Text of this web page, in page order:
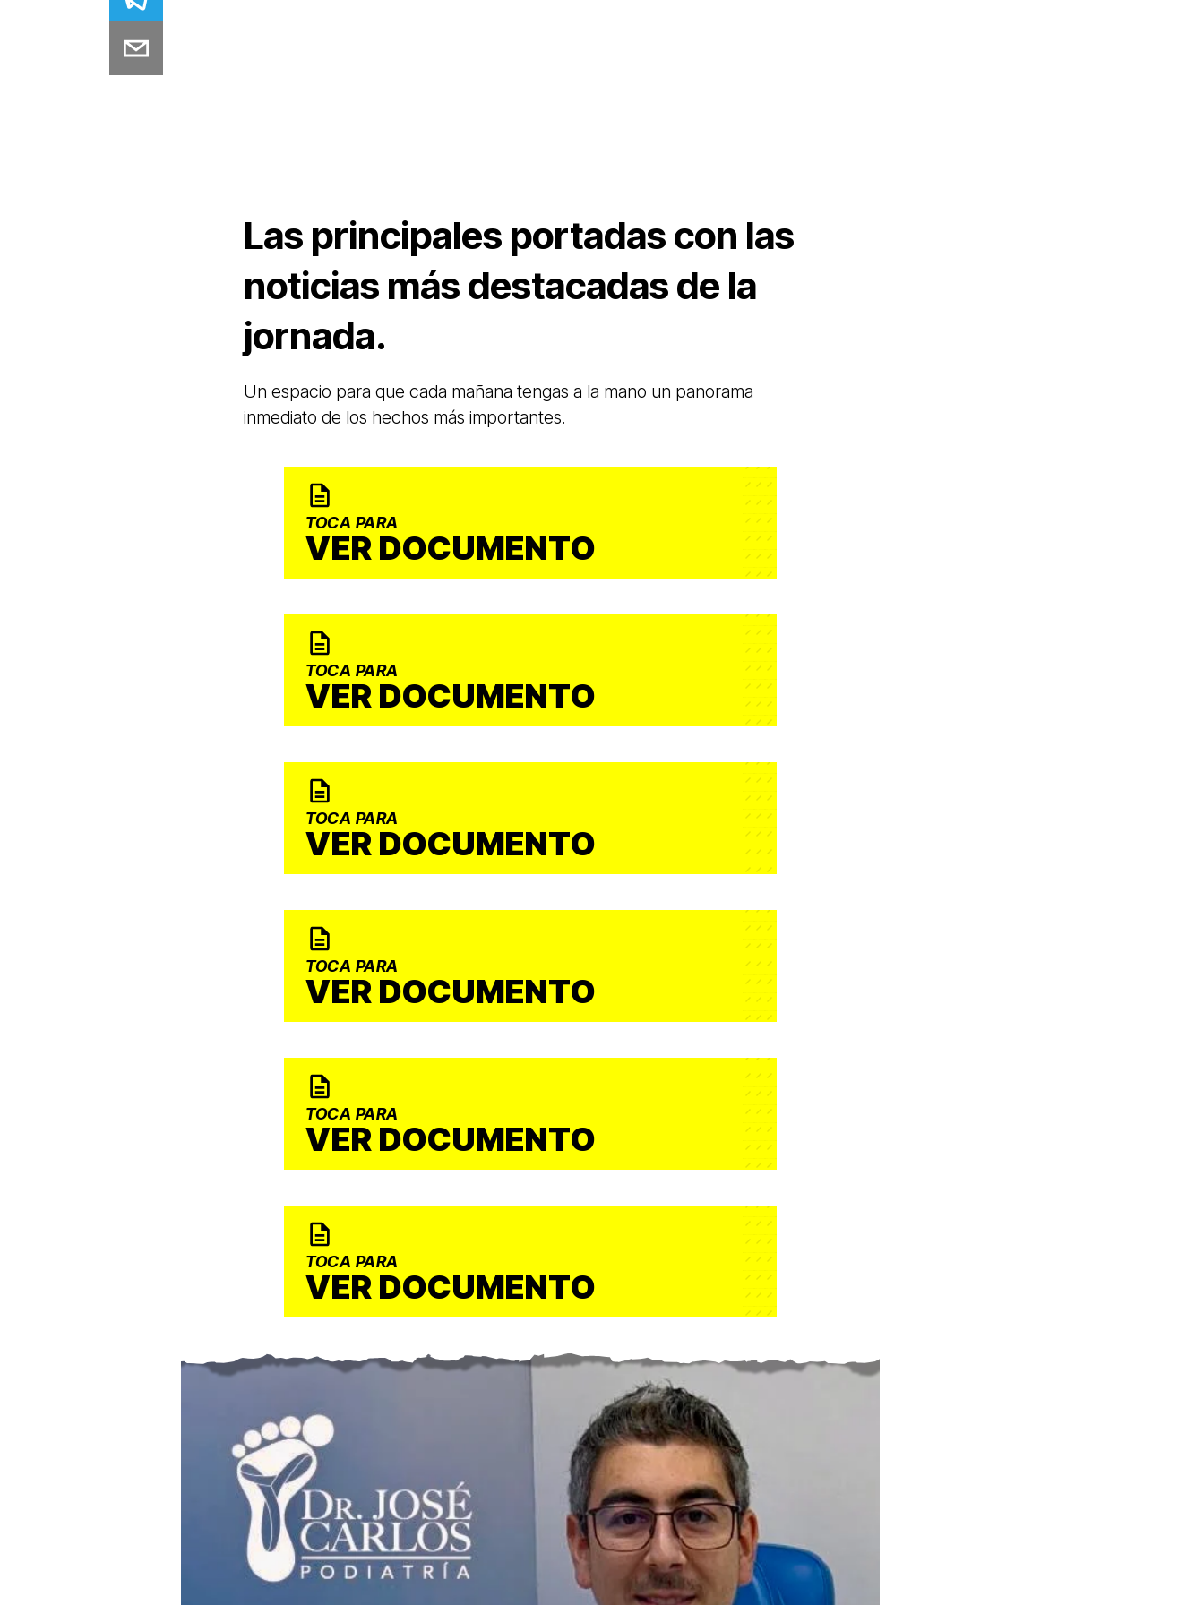
Las principales portadas con las
noticias más destacadas de la
jornada.
Un espacio para que cada mañana tengas a la mano un panorama
inmediato de los hechos más importantes.
TOCA PARA
VER DOCUMENTO
TOCA PARA
VER DOCUMENTO
TOCA PARA
VER DOCUMENTO
TOCA PARA
VER DOCUMENTO
TOCA PARA
VER DOCUMENTO
TOCA PARA
VER DOCUMENTO